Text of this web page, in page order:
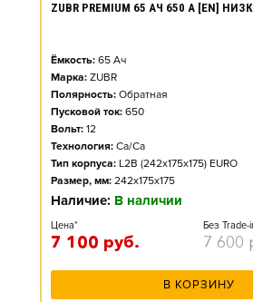
ZUBR PREMIUM 65 АЧ 650 А [EN]
Ёмкость: 65 Ач
Марка: ZUBR
Полярность: Обратная
Пусковой ток: 650
Вольт: 12
Технология: Ca/Ca
Тип корпуса: L2B (242x175x175) EURO
Размер, мм: 242x175x175
Наличие: В наличии
Цена*
7 100 руб.
Без Trade-
7 600
В КОРЗИНУ